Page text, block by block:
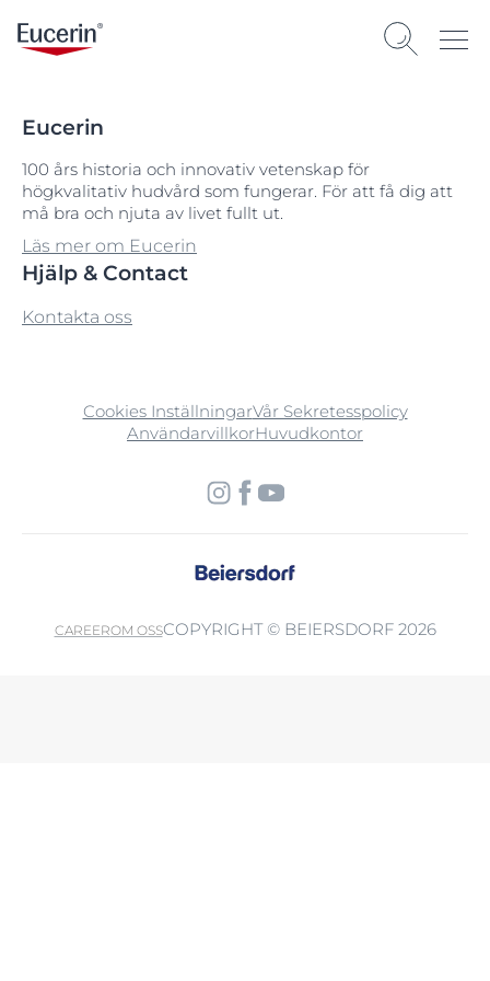
Eucerin
100 års historia och innovativ vetenskap för
högkvalitativ hudvård som fungerar. För att få dig att
må bra och njuta av livet fullt ut.
Läs mer om Eucerin
Hjälp & Contact
Kontakta oss
Cookies InställningarVår Sekretesspolicy
AnvändarvillkorHuvudkontor
CAREEROM OSSCOPYRIGHT © BEIERSDORF 2026